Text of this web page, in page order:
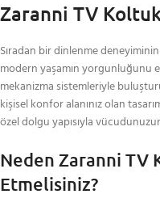
Zaranni TV
Sıradan bir dinlenme
modern yaşamın yorgunluğunu
mekanizma sistemleriyle
kişisel konfor alanınız olan
özel dolgu yapısıyla
Neden Zaranni TV
Etmelisiniz?